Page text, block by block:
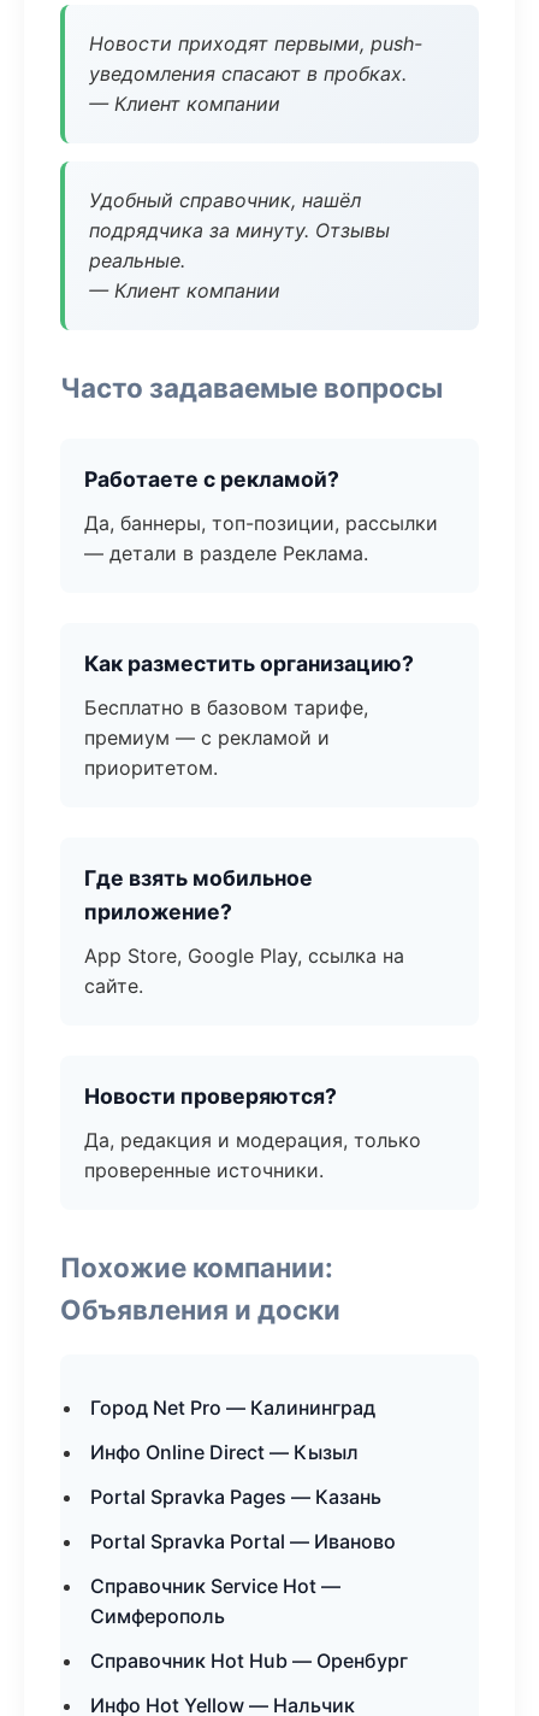
Новости приходят первыми, push-
уведомления спасают в пробках.
— Клиент компании
Удобный справочник, нашёл
подрядчика за минуту. Отзывы
реальные.
— Клиент компании
Часто задаваемые вопросы
Работаете с рекламой?
Да, баннеры, топ-позиции, рассылки
— детали в разделе Реклама.
Как разместить организацию?
Бесплатно в базовом тарифе,
премиум — с рекламой и
приоритетом.
Где взять мобильное
приложение?
App Store, Google Play, ссылка на
сайте.
Новости проверяются?
Да, редакция и модерация, только
проверенные источники.
Похожие компании:
Объявления и доски
Город Net Pro — Калининград
Инфо Online Direct — Кызыл
Portal Spravka Pages — Казань
Portal Spravka Portal — Иваново
Справочник Service Hot —
Симферополь
Справочник Hot Hub — Оренбург
Инфо Hot Yellow — Нальчик